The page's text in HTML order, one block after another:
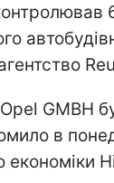
GMBH
в
економіки